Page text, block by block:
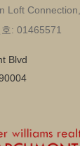
Loft
: 01465571
Blvd